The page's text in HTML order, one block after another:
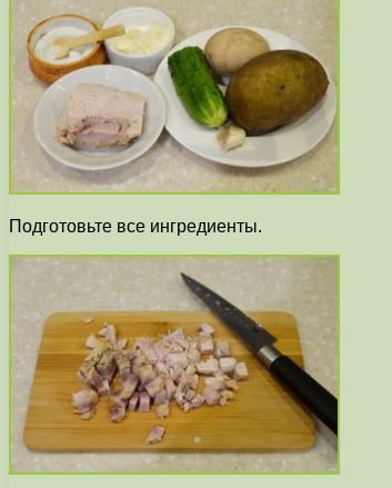
Подготовьте все ингредиенты.